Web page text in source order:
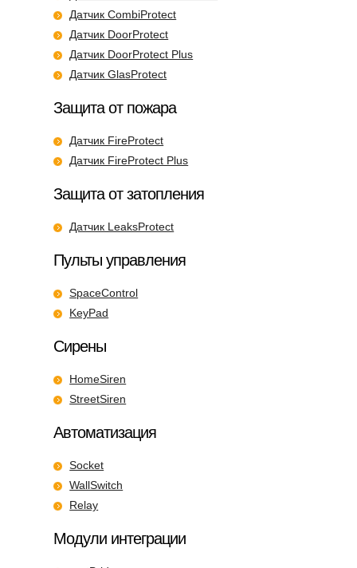
Датчик CombiProtect
Датчик DoorProtect
Датчик DoorProtect Plus
Датчик GlasProtect
Защита от пожара
Датчик FireProtect
Датчик FireProtect Plus
Защита от затопления
Датчик LeaksProtect
Пульты управления
SpaceControl
KeyPad
Сирены
HomeSiren
StreetSiren
Автоматизация
Socket
WallSwitch
Relay
Модули интеграции